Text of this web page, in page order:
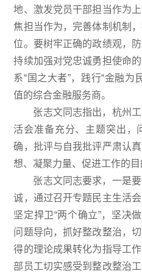
地、激发党员干部担当作为
焦担当作为，完善体制机制
位。要树牢正确的政绩观，
持续加强对党忠诚勇担使命
系“国之大者”，践行“金融
值的综合金融服务商。
张志文同志指出，杭州
活会准备充分、主题突出，
确，批评与自我批评严肃认
想、凝聚力量、促进工作的目
张志文同志要求，一是
诚，通过召开专题民主生活
坚定捍卫“两个确立”，坚决
问题导向，抓好整改整治，
得的理论成果转化为指导工
部员工切实感受到整改整治